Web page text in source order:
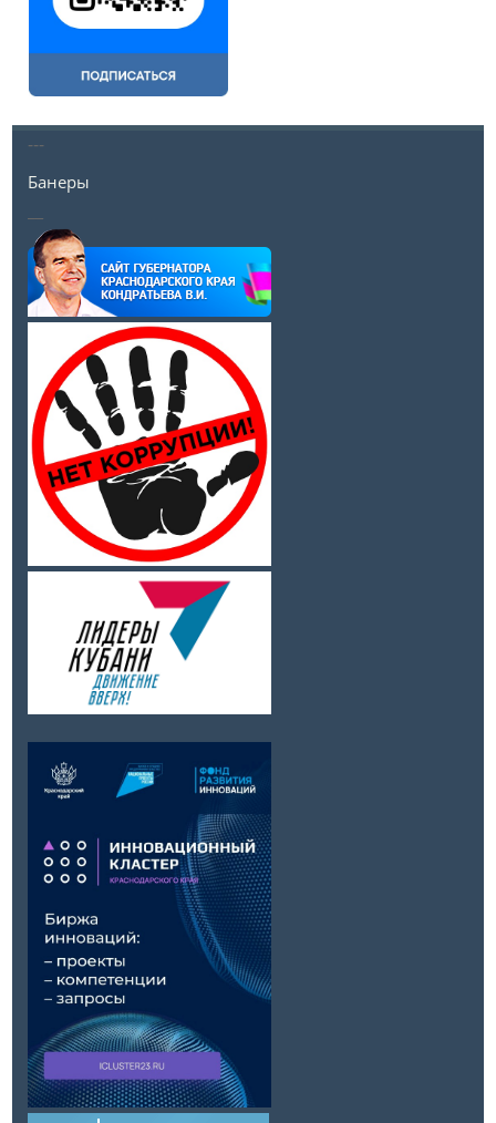
---
Банеры